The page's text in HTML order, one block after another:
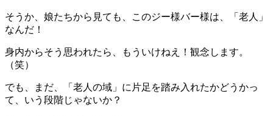
そうか、娘たちから見ても、このジー様バー様は、「老人」
なんだ！
身内からそう思われたら、もういけねえ！観念します。
（笑）
でも、まだ、「老人の域」に片足を踏み入れたかどうかっ
て、いう段階じゃないか？